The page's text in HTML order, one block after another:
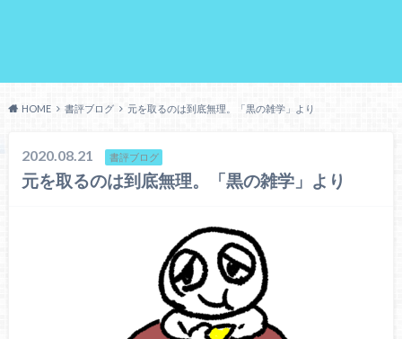
HOME 書評ブログ 元を取るのは到底無理。「黒の雑学」より
2020.08.21 書評ブログ
元を取るのは到底無理。「黒の雑学」より